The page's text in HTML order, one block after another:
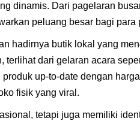
dinamis. Dari pagelaran
peluang besar bagi para
hadirnya butik lokal yang
dari gelaran acara
up-to-date dengan
fisik yang viral.
tetapi juga memiliki